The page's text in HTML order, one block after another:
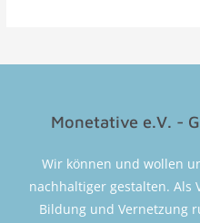
Monetative e.V. -
Wir können und wollen
nachhaltiger gestalten. Als
Bildung und Vernetzung